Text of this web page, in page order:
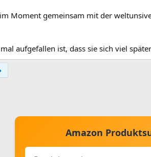
Moment gemeinsam mit der
aufgefallen ist, dass sie sich viel
Amazon